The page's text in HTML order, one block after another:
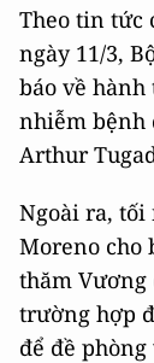
Theo tin tức
ngày 11/3,
báo về
nhiễm bệnh
Arthur
Ngoài ra,
Moreno cho
thăm Vương
trường hợp
để đề